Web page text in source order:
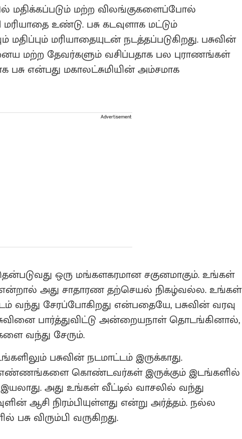
மதிக்கப்படும் மற்ற விலங்குகளைப்போல்
உண்டு. பசு கடவுளாக மட்டும்
மதிப்பும் மரியாதையுடன் நடத்தப்படுகிறது. பசுவின்
மற்ற தேவர்களும் வசிப்பதாக பல புராணங்கள்
பசு என்பது மகாலட்சுமியின் அம்சமாக
Advertisement
ஒரு மங்களகரமான சகுனமாகும். உங்கள்
என்றால் அது சாதாரண தற்செயல் நிகழ்வல்ல. உங்கள்
சேரப்போகிறது என்பதையே, பசுவின் வரவு
பார்த்துவிட்டு அன்றையநாள் தொடங்கினால்,
வந்து சேரும்.
பசுவின் நடமாட்டம் இருக்காது.
எண்ணங்களை கொண்டவர்கள் இருக்கும் இடங்களில்
அது உங்கள் வீட்டில் வாசலில் வந்து
ஆசி நிரம்பியுள்ளது என்று அர்த்தம். நல்ல
விரும்பி வருகிறது.